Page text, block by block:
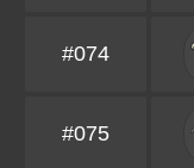
#074
#075